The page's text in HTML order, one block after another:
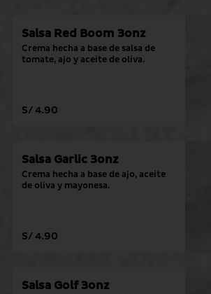
Salsa Red Boom 3onz
Crema hecha a base de salsa de
tomate, ajo y aceite de oliva.
S/ 4.90
Salsa Garlic 3onz
Crema hecha a base de ajo, aceite
de oliva y mayonesa.
S/ 4.90
Salsa Golf 3onz